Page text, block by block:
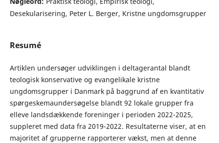
Desekularisering, Peter L. Berger, Kristne ungdomsgrupper
Resumé
Artiklen undersøger udviklingen i deltagerantal blandt
teologisk konservative og evangelikale kristne
ungdomsgrupper i Danmark på baggrund af en kvantitativ
spørgeskemaundersøgelse blandt 92 lokale grupper fra
elleve landsdækkende foreninger i perioden 2022-2025,
suppleret med data fra 2019-2022. Resultaterne viser, at en
majoritet af grupperne rapporterer vækst, men at denne